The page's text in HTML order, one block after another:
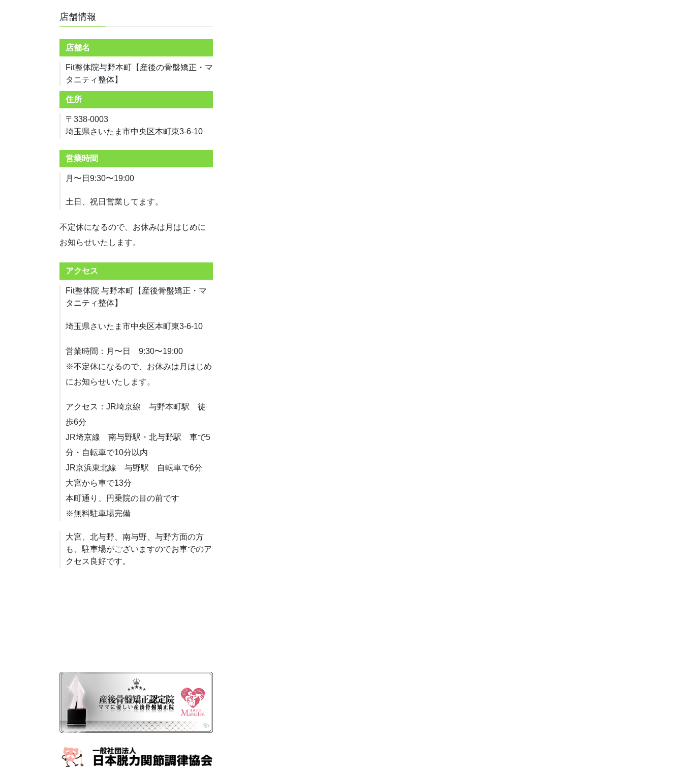
店舗情報
店舗名
Fit整体院与野本町【産後の骨盤矯正・マ
タニティ整体】
住所
〒338-0003
埼玉県さいたま市中央区本町東3-6-10
営業時間
月〜日9:30〜19:00
土日、祝日営業してます。
不定休になるので、お休みは月はじめに
お知らせいたします。
アクセス
Fit整体院 与野本町【産後骨盤矯正・マ
タニティ整体】
埼玉県さいたま市中央区本町東3-6-10
営業時間：月〜日 9:30〜19:00
※不定休になるので、お休みは月はじめ
にお知らせいたします。
アクセス：JR埼京線 与野本町駅 徒
歩6分
JR埼京線 南与野駅・北与野駅 車で5
分・自転車で10分以内
JR京浜東北線 与野駅 自転車で6分
大宮から車で13分
本町通り、円乗院の目の前です
※無料駐車場完備
大宮、北与野、南与野、与野方面の方
も、駐車場がございますのでお車でのア
クセス良好です。